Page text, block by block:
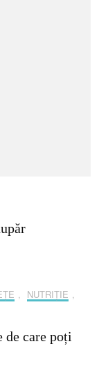
NUTRIȚIE
care poți